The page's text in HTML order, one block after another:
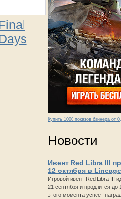
Купить 1000 показов баннера от
Новости
Ивент Red Libra III
12 октября в
Игровой ивент Red Libra III
21 сентября и продлится до
этого момента успеет